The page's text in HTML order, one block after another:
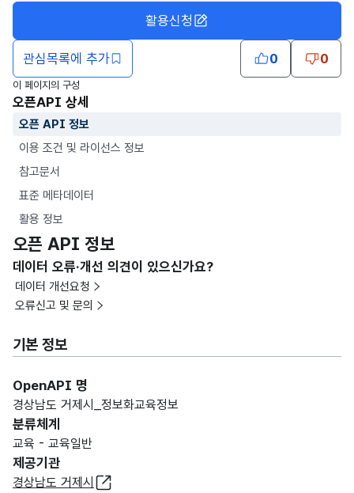
관심목록에 추가
활용신청
0 0
이 페이지의 구성
오픈API 상세
오픈 API 정보
이용 조건 및 라이선스 정보
참고문서
표준 메타데이터
활용 정보
오픈 API 정보
데이터 오류·개선 의견이 있으신가요?
데이터 개선요청
오류신고 및 문의
기본 정보
OpenAPI 명
경상남도 거제시_정보화교육정보
분류체계
교육 - 교육일반
제공기관
경상남도 거제시